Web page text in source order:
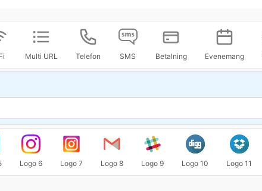
Multi URL Telefon SMS Betalning Evenemang
Logo 6 Logo 7 Logo 8 Logo 9 Logo 10 Logo 11